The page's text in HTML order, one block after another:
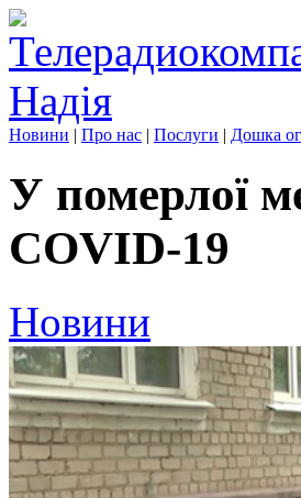
Новини | Про нас | Послуги | Дошка
У померлої
COVID-19
Новини